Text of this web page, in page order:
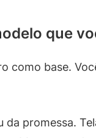
que
como base.
promessa.